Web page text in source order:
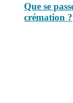
Que se
crémation ?